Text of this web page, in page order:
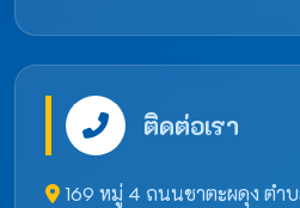
ติดต่อเรา
169 หมู่ 4 ถนนชาตะผดุง ตำบ